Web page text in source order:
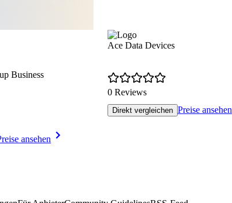
Business
ansehen
Ace Data Devices
0 Reviews
Direkt vergleichen Preise ansehen